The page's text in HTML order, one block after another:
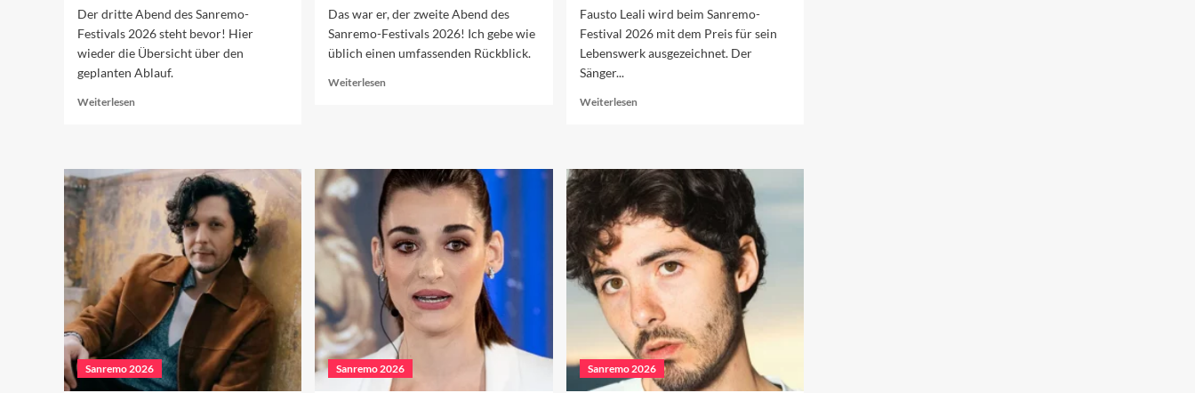
Der dritte Abend des Sanremo-
Festivals 2026 steht bevor! Hier
wieder die Übersicht über den
geplanten Ablauf.
Weiterlesen
auf
den
dritten
Abend
Das war er, der zweite Abend des
Sanremo-Festivals 2026! Ich gebe wie
üblich einen umfassenden Rückblick.
Weiterlesen
zweite
Abend
Fausto Leali wird beim Sanremo-
Festival 2026 mit dem Preis für sein
Lebenswerk ausgezeichnet. Der
Sänger...
WeiterlesenRead
Leali
und
das
Sanremo-
Festival
Sanremo 2026 Sanremo 2026 Sanremo 2026